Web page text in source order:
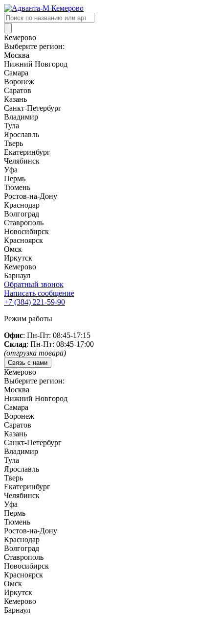
Поиск
товаров
Кемерово
Выберите регион:
Москва
Нижний Новгород
Самара
Воронеж
Саратов
Казань
Санкт-Петербург
Владимир
Тула
Ярославль
Тверь
Екатеринбург
Челябинск
Уфа
Пермь
Тюмень
Ростов-на-Дону
Краснодар
Волгоград
Ставрополь
Новосибирск
Красноярск
Омск
Иркутск
Кемерово
Барнаул
Обратный звонок
Написать сообщение
+7 (384) 221-59-90
Режим работы
Офис: Пн-Пт: 08:45-17:15
Склад: Пн-Пт: 08:45-17:00
(отгрузка товара)
Связь с нами
Кемерово
Выберите регион:
Москва
Нижний Новгород
Самара
Воронеж
Саратов
Казань
Санкт-Петербург
Владимир
Тула
Ярославль
Тверь
Екатеринбург
Челябинск
Уфа
Пермь
Тюмень
Ростов-на-Дону
Краснодар
Волгоград
Ставрополь
Новосибирск
Красноярск
Омск
Иркутск
Кемерово
Барнаул